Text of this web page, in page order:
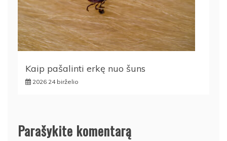
Kaip pašalinti erkę nuo šuns
2026 24 birželio
Parašykite komentarą